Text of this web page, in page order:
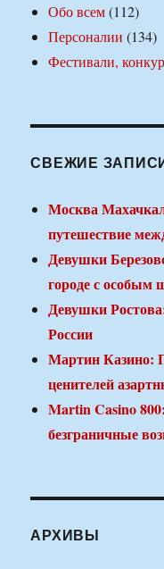
Обо всем(112)
Персоналии (134)
Фестивали,
СВЕЖИЕ
Москва
путешествие
Девушки
городе с особым
Девушки
России
Мартин Казино:
ценителей
Martin Casino
безграничные
АРХИВЫ